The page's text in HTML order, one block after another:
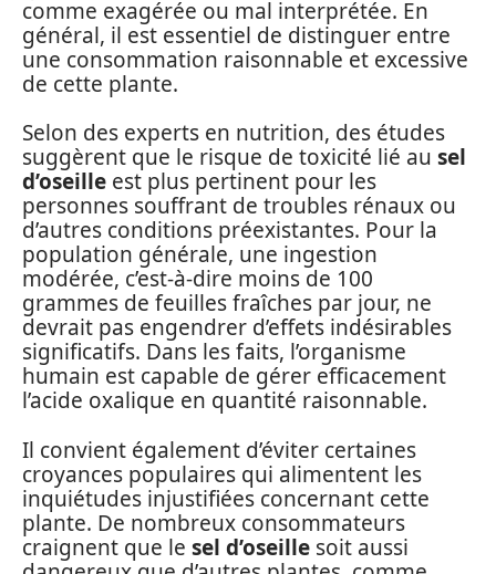
comme exagérée ou mal interprétée. En
général, il est essentiel de distinguer entre
une consommation raisonnable et excessive
de cette plante.
Selon des experts en nutrition, des études
suggèrent que le risque de toxicité lié au sel
d’oseille est plus pertinent pour les
personnes souffrant de troubles rénaux ou
d’autres conditions préexistantes. Pour la
population générale, une ingestion
modérée, c’est-à-dire moins de 100
grammes de feuilles fraîches par jour, ne
devrait pas engendrer d’effets indésirables
significatifs. Dans les faits, l’organisme
humain est capable de gérer efficacement
l’acide oxalique en quantité raisonnable.
Il convient également d’éviter certaines
croyances populaires qui alimentent les
inquiétudes injustifiées concernant cette
plante. De nombreux consommateurs
craignent que le sel d’oseille soit aussi